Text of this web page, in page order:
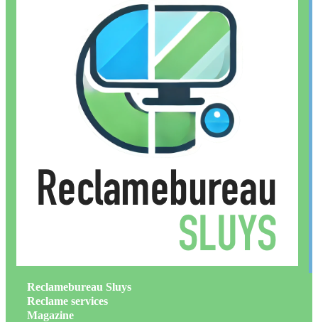
Reclamebureau Sluys
Reclame services
Magazine